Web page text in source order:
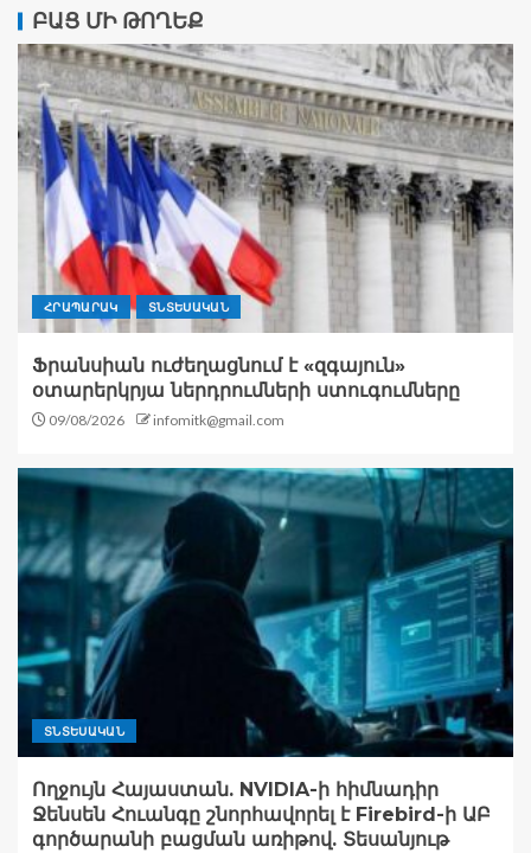
ԲԱՑ ՄԻ ԹՈՂԵՔ
ՀՐԱՊԱՐԱԿ ՏՆՏԵՍԱԿԱՆ
Ֆրանսիան ուժեղացնում է «զգայուն»
օտարերկրյա ներդրումների ստուգումները
09/08/2026 infomitk@gmail.com
ՏՆՏԵՍԱԿԱՆ
Ողջույն Հայաստան. NVIDIA-ի հիմնադիր
Ջենսեն Հուանգը շնորհավորել է Firebird-ի ԱԲ
գործարանի բացման առիթով. Տեսանյութ